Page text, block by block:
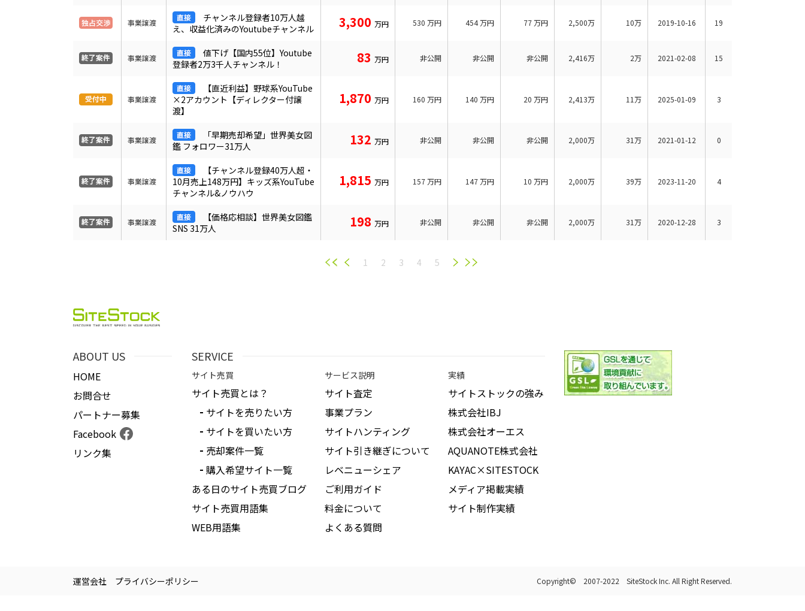
事業譲渡
チャンネル登録者10万人越
え、収益化済みのYoutubeチャンネル
3,300 万円 530 万円 454万円 77万円 2,500万 10万 2019-10-16 19
事業譲渡
値下げ【国内55位】Youtube
登録者2万3千人チャンネル！
83 万円 非公開 非公開 非公開 2,416万 2万 2021-02-08 15
事業譲渡
【直近利益】野球系YouTube
×2アカウント【ディレクター付譲
渡】
1,870 万円 160 万円 140 万円 20 万円 2,413万 11万 2025-01-09 3
事業譲渡
「早期売却希望」世界美女図
鑑 フォロワー31万人
132 万円 非公開 非公開 非公開 2,000万 31万 2021-01-12 0
事業譲渡
【チャンネル登録40万人超・
10月売上148万円】キッズ系YouTube
チャンネル&ノウハウ
1,815 万円 157万円 147万円 10 万円 2,000万 39万 2023-11-20 4
事業譲渡
【価格応相談】世界美女図鑑
SNS 31万人
198 万円 非公開 非公開 非公開 2,000万 31万 2020-12-28 3
1 2 3 4 5
ABOUT US
HOME
お問合せ
パートナー募集
Facebook
リンク集
SERVICE
サイト売買
サイト売買とは？
サイトを売りたい方
サイトを買いたい方
売却案件一覧
購入希望サイト一覧
ある日のサイト売買ブログ
サイト売買用語集
WEB用語集
サービス説明
サイト査定
事業プラン
サイトハンティング
サイト引き継ぎについて
レベニューシェア
ご利用ガイド
料金について
よくある質問
実績
サイトストックの強み
株式会社IBJ
株式会社オーエス
AQUANOTE株式会社
KAYAC×SITESTOCK
メディア掲載実績
サイト制作実績
運営会社 プライバシーポリシー Copyright© 2007-2022 SiteStock Inc. All Right Reserved.